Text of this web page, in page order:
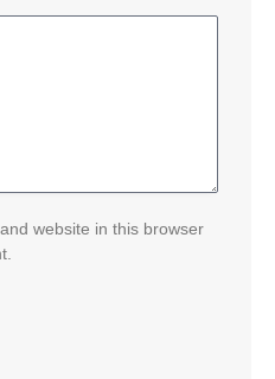
website in this browser